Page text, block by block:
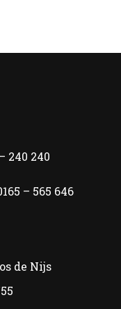
240 240
– 565 646
de Nijs